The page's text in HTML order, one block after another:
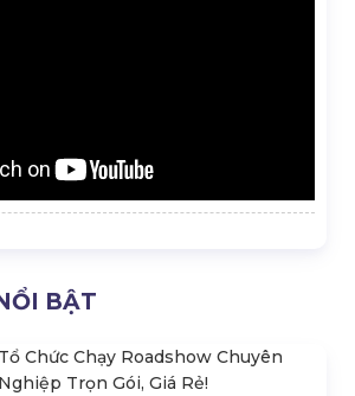
BẬT
Tổ Chức Chạy Roadshow Chuyên
Nghiệp Trọn Gói, Giá Rẻ!